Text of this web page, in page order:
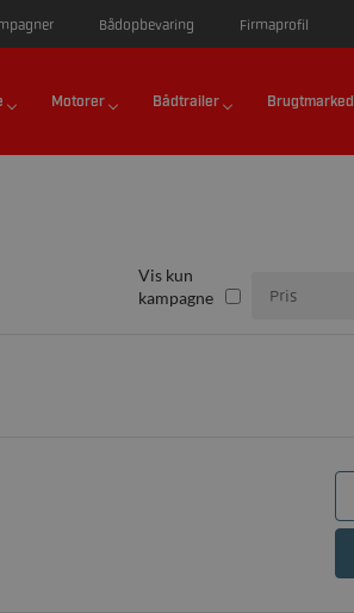
Bådopbevaring Firmaprofil
Motorer Bådtrailer Brugtmarked
Vis kun
kampagne